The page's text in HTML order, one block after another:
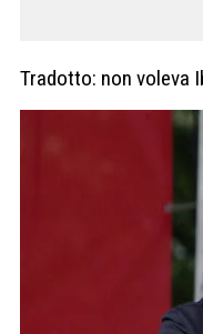
Tradotto: non voleva